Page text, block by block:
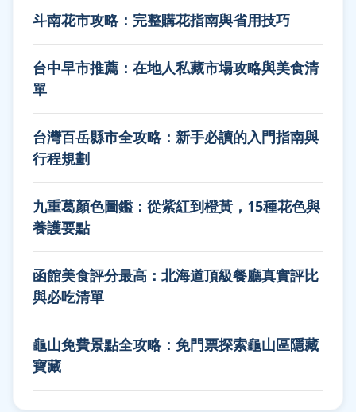
斗南花市攻略：完整購花指南與省用技巧
台中早市推薦：在地人私藏市場攻略與美食清
單
台灣百岳縣市全攻略：新手必讀的入門指南與
行程規劃
九重葛顏色圖鑑：從紫紅到橙黃，15種花色與
養護要點
函館美食評分最高：北海道頂級餐廳真實評比
與必吃清單
龜山免費景點全攻略：免門票探索龜山區隱藏
寶藏